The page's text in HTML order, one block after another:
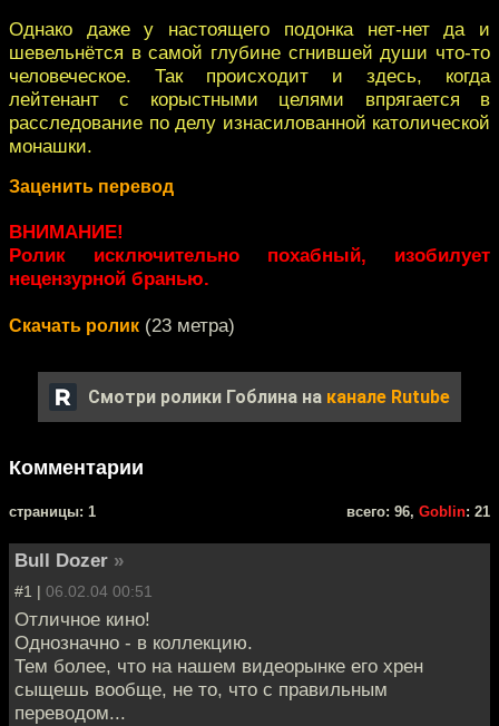
Однако даже у настоящего подонка нет-нет да и
шевельнётся в самой глубине сгнившей души что-то
человеческое. Так происходит и здесь, когда
лейтенант с корыстными целями впрягается в
расследование по делу изнасилованной католической
монашки.
Заценить перевод
ВНИМАНИЕ!
Ролик исключительно похабный, изобилует
нецензурной бранью.
Скачать ролик (23 метра)
Смотри ролики Гоблина на канале Rutube
Комментарии
cтраницы: 1 всего: 96, Goblin: 21
Bull Dozer »
#1 | 06.02.04 00:51
Отличное кино!
Однозначно - в коллекцию.
Тем более, что на нашем видеорынке его хрен
сыщешь вообще, не то, что с правильным
переводом...